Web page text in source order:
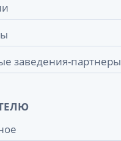
заведения-партнеры